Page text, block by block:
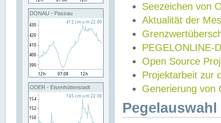
DONAU - Passau
ODER - Eisenhüttenstadt
Seezeichen von
Aktualität der
PEGELONLINE-
Open Source
Projektarbeit zur
Generierung von